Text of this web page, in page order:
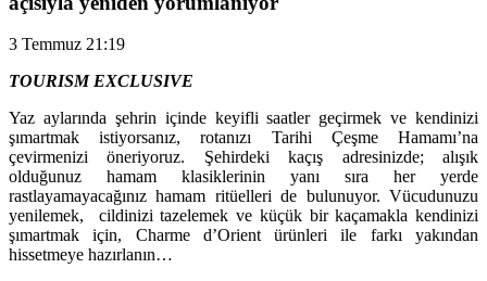
3 Temmuz 21:19
TOURISM EXCLUSIVE
Yaz aylarında şehrin içinde keyifli saatler geçirmek ve kendinizi
şımartmak istiyorsanız, rotanızı Tarihi Çeşme Hamamı’na
çevirmenizi öneriyoruz. Şehirdeki kaçış adresinizde; alışık
olduğunuz hamam klasiklerinin yanı sıra her yerde
rastlayamayacağınız hamam ritüelleri de bulunuyor. Vücudunuzu
yenilemek, cildinizi tazelemek ve küçük bir kaçamakla kendinizi
şımartmak için, Charme d’Orient ürünleri ile farkı yakından
hissetmeye hazırlanın…